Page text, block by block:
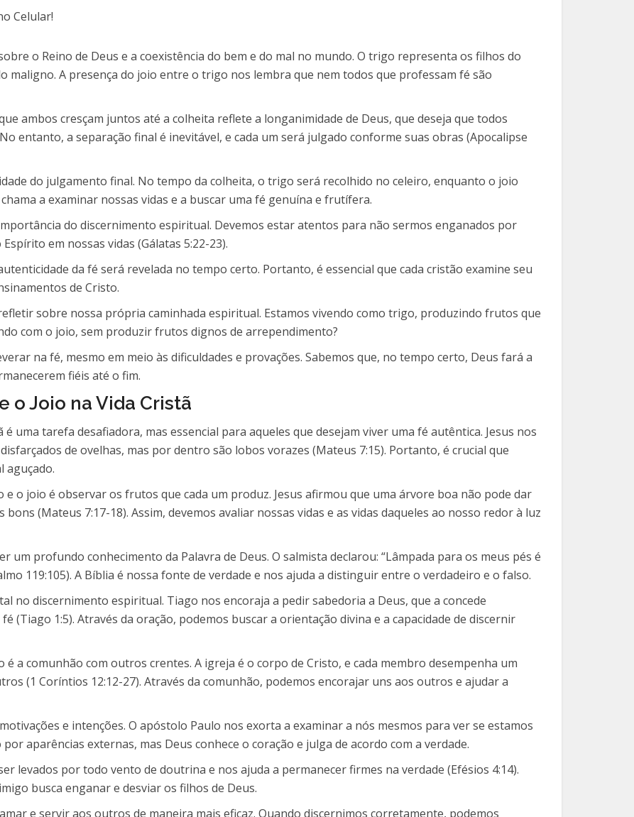
o Reino de Deus e a coexistência do bem e do mal no mundo. O trigo representa os filhos do
maligno. A presença do joio entre o trigo nos lembra que nem todos que professam fé são
ambos cresçam juntos até a colheita reflete a longanimidade de Deus, que deseja que todos
entanto, a separação final é inevitável, e cada um será julgado conforme suas obras (Apocalipse
do julgamento final. No tempo da colheita, o trigo será recolhido no celeiro, enquanto o joio
a examinar nossas vidas e a buscar uma fé genuína e frutífera.
do discernimento espiritual. Devemos estar atentos para não sermos enganados por
em nossas vidas (Gálatas 5:22-23).
da fé será revelada no tempo certo. Portanto, é essencial que cada cristão examine seu
de Cristo.
sobre nossa própria caminhada espiritual. Estamos vivendo como trigo, produzindo frutos que
com o joio, sem produzir frutos dignos de arrependimento?
na fé, mesmo em meio às dificuldades e provações. Sabemos que, no tempo certo, Deus fará a
fiéis até o fim.
o Joio na Vida Cristã
uma tarefa desafiadora, mas essencial para aqueles que desejam viver uma fé autêntica. Jesus nos
de ovelhas, mas por dentro são lobos vorazes (Mateus 7:15). Portanto, é crucial que
aguçado.
o joio é observar os frutos que cada um produz. Jesus afirmou que uma árvore boa não pode dar
(Mateus 7:17-18). Assim, devemos avaliar nossas vidas e as vidas daqueles ao nosso redor à luz
um profundo conhecimento da Palavra de Deus. O salmista declarou: “Lâmpada para os meus pés é
119:105). A Bíblia é nossa fonte de verdade e nos ajuda a distinguir entre o verdadeiro e o falso.
no discernimento espiritual. Tiago nos encoraja a pedir sabedoria a Deus, que a concede
(Tiago 1:5). Através da oração, podemos buscar a orientação divina e a capacidade de discernir
a comunhão com outros crentes. A igreja é o corpo de Cristo, e cada membro desempenha um
(1 Coríntios 12:12-27). Através da comunhão, podemos encorajar uns aos outros e ajudar a
e intenções. O apóstolo Paulo nos exorta a examinar a nós mesmos para ver se estamos
aparências externas, mas Deus conhece o coração e julga de acordo com a verdade.
levados por todo vento de doutrina e nos ajuda a permanecer firmes na verdade (Efésios 4:14).
busca enganar e desviar os filhos de Deus.
e servir aos outros de maneira mais eficaz. Quando discernimos corretamente, podemos